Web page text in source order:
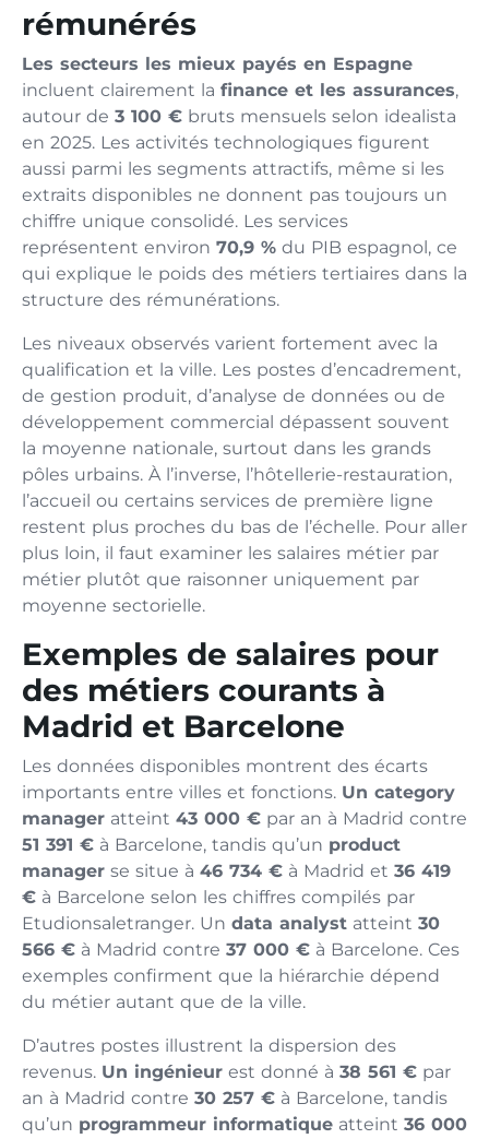
rémunérés
Les secteurs les mieux payés en Espagne
incluent clairement la finance et les assurances,
autour de 3 100 € bruts mensuels selon idealista
en 2025. Les activités technologiques figurent
aussi parmi les segments attractifs, même si les
extraits disponibles ne donnent pas toujours un
chiffre unique consolidé. Les services
représentent environ 70,9 % du PIB espagnol, ce
qui explique le poids des métiers tertiaires dans la
structure des rémunérations.
Les niveaux observés varient fortement avec la
qualification et la ville. Les postes d’encadrement,
de gestion produit, d’analyse de données ou de
développement commercial dépassent souvent
la moyenne nationale, surtout dans les grands
pôles urbains. À l’inverse, l’hôtellerie-restauration,
l’accueil ou certains services de première ligne
restent plus proches du bas de l’échelle. Pour aller
plus loin, il faut examiner les salaires métier par
métier plutôt que raisonner uniquement par
moyenne sectorielle.
Exemples de salaires pour
des métiers courants à
Madrid et Barcelone
Les données disponibles montrent des écarts
importants entre villes et fonctions. Un category
manager atteint 43 000 € par an à Madrid contre
51 391 € à Barcelone, tandis qu’un product
manager se situe à 46 734 € à Madrid et 36 419
€ à Barcelone selon les chiffres compilés par
Etudionsaletranger. Un data analyst atteint 30
566 € à Madrid contre 37 000 € à Barcelone. Ces
exemples confirment que la hiérarchie dépend
du métier autant que de la ville.
D’autres postes illustrent la dispersion des
revenus. Un ingénieur est donné à 38 561 € par
an à Madrid contre 30 257 € à Barcelone, tandis
qu’un programmeur informatique atteint 36 000